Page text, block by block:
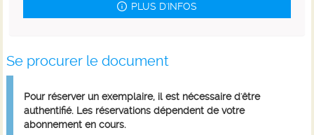
PLUS D'INFOS
Se procurer le document
Pour réserver un exemplaire, il est nécessaire d'être
authentifié. Les réservations dépendent de votre
abonnement en cours.